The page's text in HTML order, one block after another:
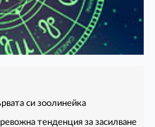
си зоолинейка
тенденция за засилване